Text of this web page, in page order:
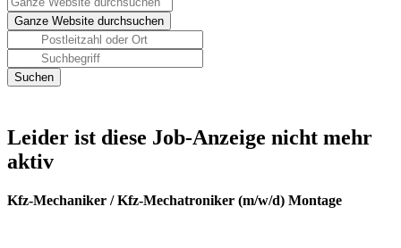
Leider ist diese Job-Anzeige nicht mehr
aktiv
Kfz-Mechaniker / Kfz-Mechatroniker (m/w/d) Montage